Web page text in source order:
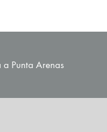
Punta Arenas